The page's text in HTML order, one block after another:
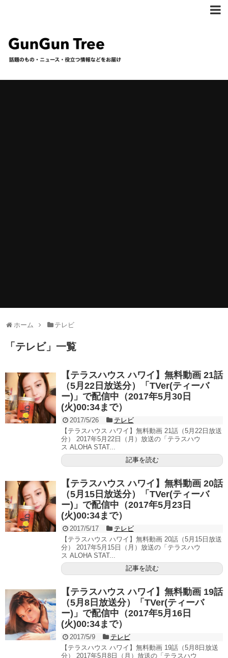
ホーム テレビ
「テレビ」 一覧
【テラスハウス ハワイ】無料動画 21話
（5月22日放送分）「TVer(ティーバ
ー)」で配信中（2017年5月30日
(火)00:34まで）
2017/5/26
テレビ
【テラスハウス ハワイ】無料動画 21話（5月22日放送
分） 2017年5月22日（月）放送の「テラスハウ
ス ALOHA STAT...
記事を読む
【テラスハウス ハワイ】無料動画 20話
（5月15日放送分）「TVer(ティーバ
ー)」で配信中（2017年5月23日
(火)00:34まで）
2017/5/17
テレビ
【テラスハウス ハワイ】無料動画 20話（5月15日放送
分） 2017年5月15日（月）放送の「テラスハウ
ス ALOHA STAT...
記事を読む
【テラスハウス ハワイ】無料動画 19話
（5月8日放送分）「TVer(ティーバ
ー)」で配信中（2017年5月16日
(火)00:34まで）
2017/5/9
テレビ
【テラスハウス ハワイ】無料動画 19話（5月8日放送
分） 2017年5月8日（月）放送の「テラスハウ